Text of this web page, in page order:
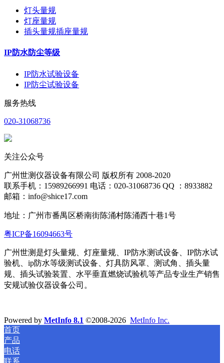
灯头量规
灯座量规
插头量规插座量规
IP防水防尘等级
IP防水试验设备
IP防尘试验设备
服务热线
020-31068736
关注公众号
广州世测仪器设备有限公司 版权所有 2008-2020
联系手机：15989266991 电话：020-31068736 QQ ：8933882
邮箱：info@shice17.com
地址： 广州市番禺区桥南街陈涌村陈涌西十巷1号
粤ICP备16094663号
广州世测是灯头量规、灯座量规、IP防水测试设备、IP防水试
验机、ip防水等级测试设备、灯具防风罩、测试角、插头量
规、插头试验装置、水平垂直燃烧试验机等产品专业生产销售
安规试验仪器设备公司。
Powered by MetInfo 8.1 ©2008-2026 MetInfo Inc.
首页
产品
电话
联系